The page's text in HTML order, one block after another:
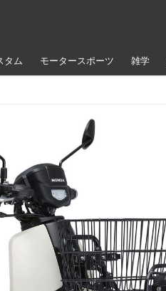
タム モータースポーツ 雑学